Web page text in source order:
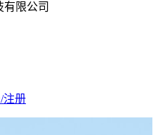
限公司
注册